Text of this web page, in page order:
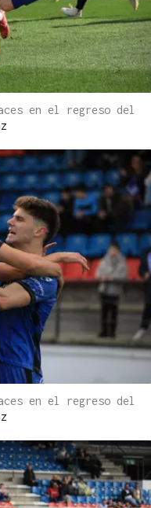
en el regreso del
en el regreso del